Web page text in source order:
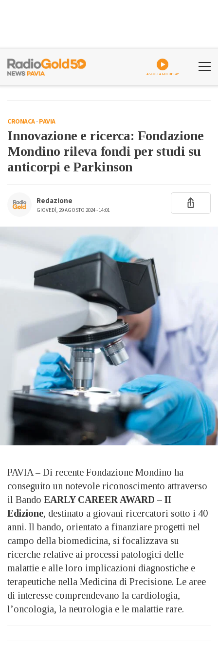
ASCOLTA GOLDPLAY
CRONACA-PAVIA
Innovazione e ricerca: Fondazione
Mondino rileva fondi per studi su
anticorpi e Parkinson
Redazione
GIOVEDÌ, 29 AGOSTO 2024 - 14:01
PAVIA – Di recente Fondazione Mondino ha
conseguito un notevole riconoscimento attraverso
il Bando EARLY CAREER AWARD – II
Edizione, destinato a giovani ricercatori sotto i 40
anni. Il bando, orientato a finanziare progetti nel
campo della biomedicina, si focalizzava su
ricerche relative ai processi patologici delle
malattie e alle loro implicazioni diagnostiche e
terapeutiche nella Medicina di Precisione. Le aree
di interesse comprendevano la cardiologia,
l’oncologia, la neurologia e le malattie rare.